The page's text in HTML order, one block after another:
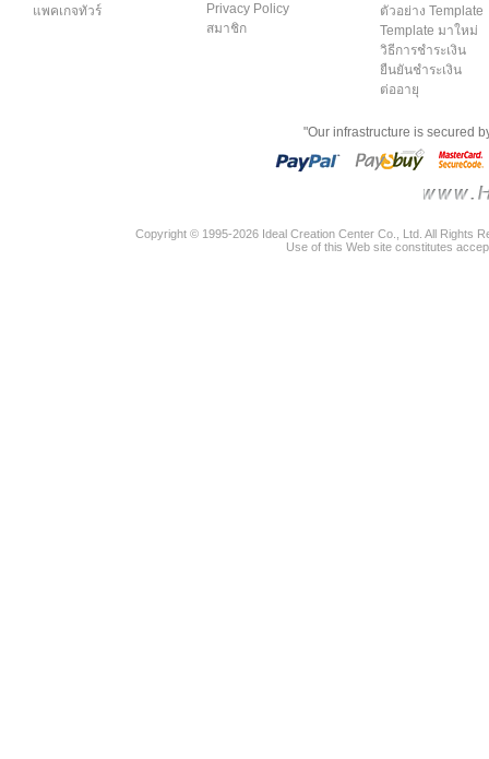
แพคเกจทัวร์
Privacy Policy
สมาชิก
ตัวอย่าง Template
Template มาใหม่
วิธีการชำระเงิน
ยืนยันชำระเงิน
ต่ออายุ
"Our infrastructure is secured
Copyright © 1995-2026 Ideal Creation Center Co., Ltd. All Rights
Use of this Web site constitutes